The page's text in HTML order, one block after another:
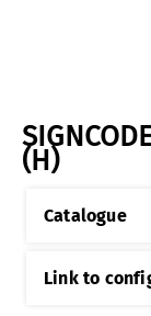
(H)
Catalogue
Link to